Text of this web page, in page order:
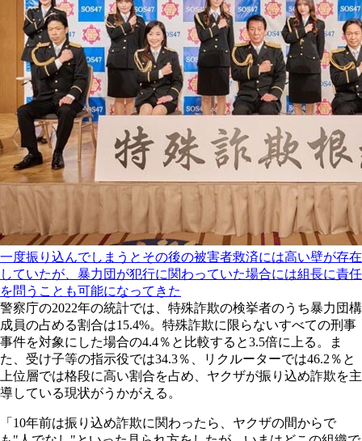
一度振り込んでしまうとその後の被害者救済には高い壁が存在
していたが、暴力団が犯行に関わっていた場合には組長に責任
を問うことも可能になってきた
警察庁の2022年の統計では、特殊詐欺の検挙者のうち暴力団構
成員の占める割合は15.4%。特殊詐欺に限らないすべての刑事
事件を対象にした場合の4.4％と比較すると3.5倍に上る。ま
た、受け子等の指示役では34.3％、リクルーターでは46.2％と
上位層では格段に高い割合を占め、ヤクザが振り込め詐欺を主
導している現状がうかがえる。
「10年前は振り込め詐欺に関わったら、ヤクザの間からで